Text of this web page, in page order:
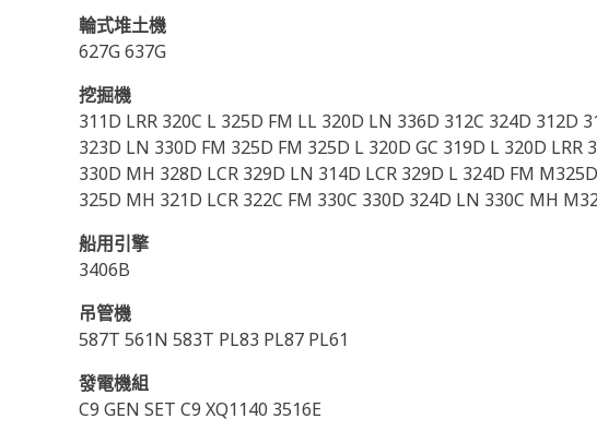
輪式堆土機
627G 637G
挖掘機
311D LRR 320C L 325D FM LL 320D LN 336D 312C 324D 312D
323D LN 330D FM 325D FM 325D L 320D GC 319D L 320D
330D MH 328D LCR 329D LN 314D LCR 329D L 324D FM
325D MH 321D LCR 322C FM 330C 330D 324D LN 330C MH
船用引擎
3406B
吊管機
587T 561N 583T PL83 PL87 PL61
發電機組
C9 GEN SET C9 XQ1140 3516E